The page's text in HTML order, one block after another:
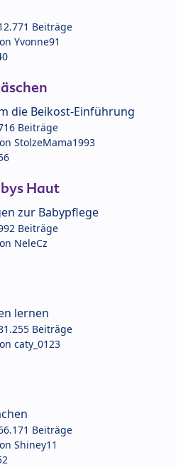
Beiträge
Yvonne91
die Beikost-Einführung
Beiträge
StolzeMama1993
Haut
zur Babypflege
Beiträge
NeleCz
lernen
Beiträge
caty_0123
Beiträge
Shiney11